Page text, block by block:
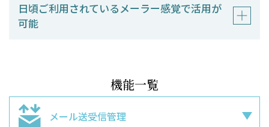
日頃ご利用されているメーラー感覚で活用が
可能
機能一覧
メール送受信管理